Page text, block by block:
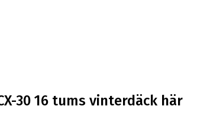
30 16 tums vinterdäck här